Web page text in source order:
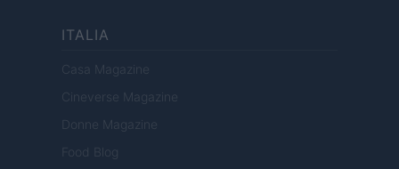
ITALIA
Casa Magazine
Cineverse Magazine
Donne Magazine
Food Blog